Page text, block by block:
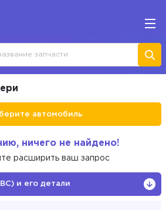
автомобиль
ничего не найдено!
расширить ваш запрос
и его детали